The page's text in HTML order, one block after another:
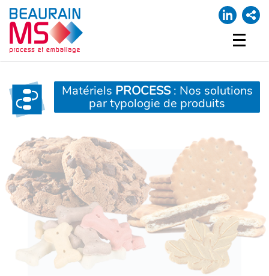
NOTRE SOCIÉTÉ
NOS MARQUES
EMBALLAGE
SUPPORT
MA LISTE
CONTACT
Matériels PROCESS: Nos solutions
par typologie de produits